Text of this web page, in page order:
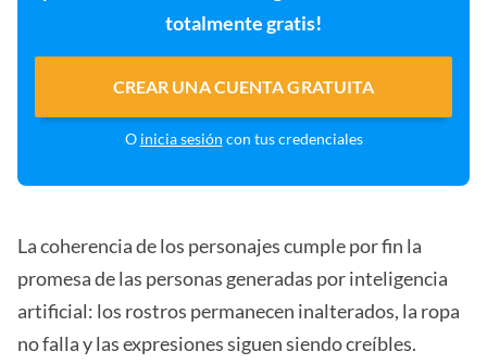
totalmente gratis!
CREAR UNA CUENTA GRATUITA
O inicia sesión con tus credenciales
La coherencia de los personajes cumple por fin la
promesa de las personas generadas por inteligencia
artificial: los rostros permanecen inalterados, la ropa
no falla y las expresiones siguen siendo creíbles.